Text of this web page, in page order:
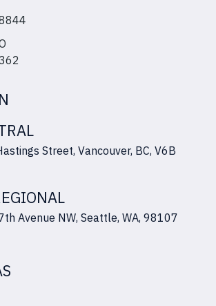
Street, Vancouver, BC, V6B
Avenue NW, Seattle, WA, 98107